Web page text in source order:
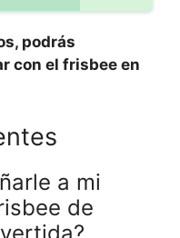
podrás
con el frisbee en
a mi
de